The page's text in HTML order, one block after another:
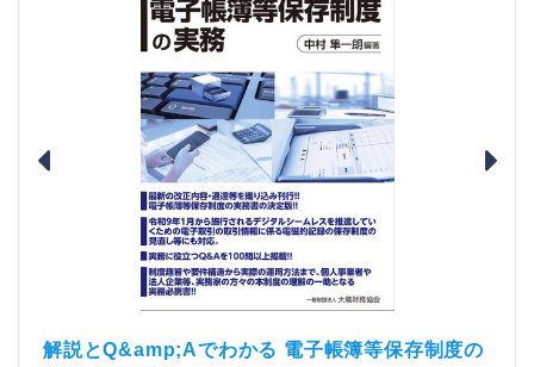
解説とQ&amp;Aでわかる 電子帳簿等保存制度の